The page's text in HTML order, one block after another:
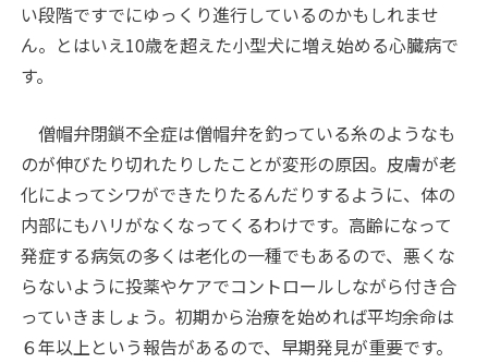
い段階ですでにゆっくり進行しているのかもしれませ
ん。とはいえ10歳を超えた小型犬に増え始める心臓病で
す。
僧帽弁閉鎖不全症は僧帽弁を釣っている糸のようなも
のが伸びたり切れたりしたことが変形の原因。皮膚が老
化によってシワができたりたるんだりするように、体の
内部にもハリがなくなってくるわけです。高齢になって
発症する病気の多くは老化の一種でもあるので、悪くな
らないように投薬やケアでコントロールしながら付き合
っていきましょう。初期から治療を始めれば平均余命は
６年以上という報告があるので、早期発見が重要です。